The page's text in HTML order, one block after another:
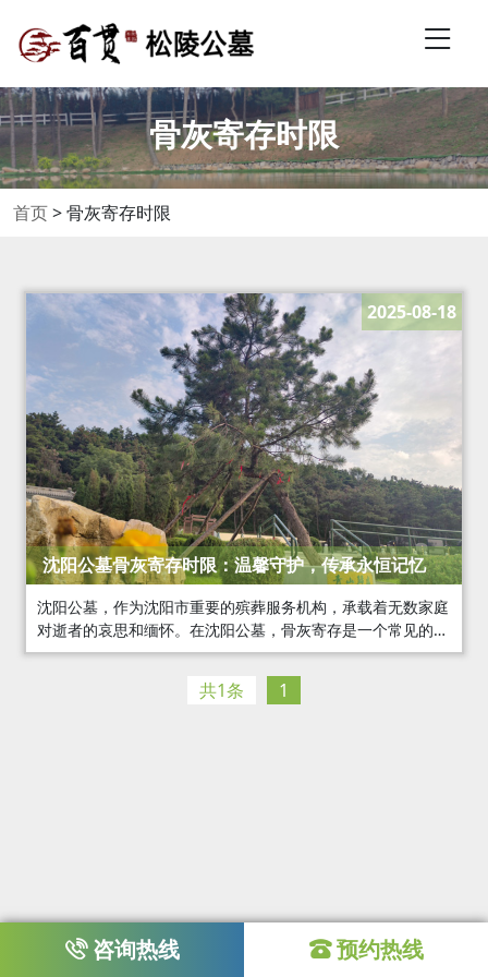
骨灰寄存时限
首页>骨灰寄存时限
沈阳公墓骨灰寄存时限：温馨守护，传承永恒记忆
2025-08-18
沈阳公墓，作为沈阳市重要的殡葬服务机构，承载着无数家庭
对逝者的哀思和缅怀。在沈阳公墓，骨灰寄存是一个常见的服
务项目，它为家属提供了一个暂时安放逝者骨灰的场所。那
么，沈阳公墓的骨灰寄存时限是多久呢？
共1条 1
咨询热线 预约热线